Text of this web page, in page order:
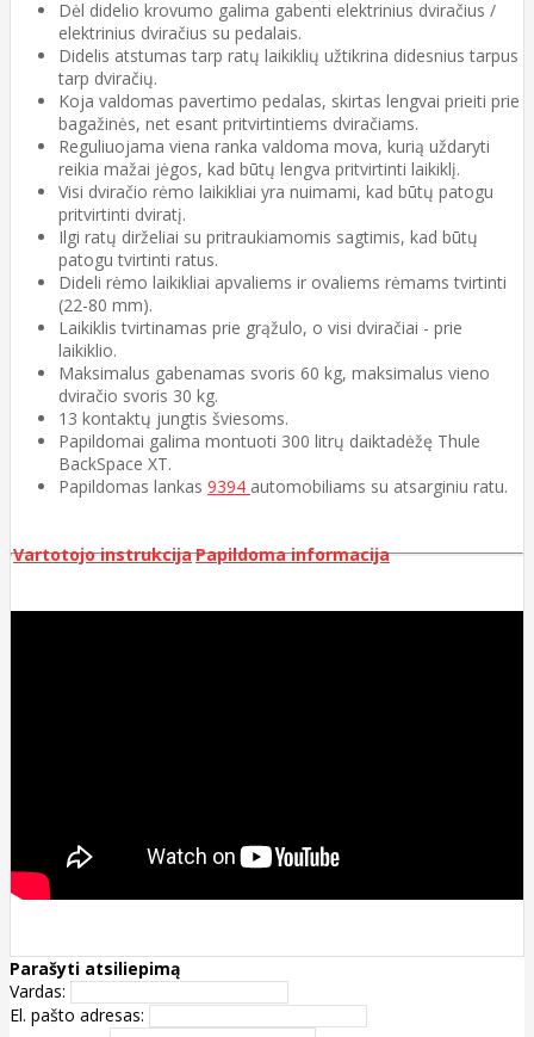
Dėl didelio krovumo galima gabenti elektrinius dviračius /
elektrinius dviračius su pedalais.
Didelis atstumas tarp ratų laikiklių užtikrina didesnius tarpus
tarp dviračių.
Koja valdomas pavertimo pedalas, skirtas lengvai prieiti prie
bagažinės, net esant pritvirtintiems dviračiams.
Reguliuojama viena ranka valdoma mova, kurią uždaryti
reikia mažai jėgos, kad būtų lengva pritvirtinti laikiklį.
Visi dviračio rėmo laikikliai yra nuimami, kad būtų patogu
pritvirtinti dviratį.
Ilgi ratų dirželiai su pritraukiamomis sagtimis, kad būtų
patogu tvirtinti ratus.
Dideli rėmo laikikliai apvaliems ir ovaliems rėmams tvirtinti
(22-80 mm).
Laikiklis tvirtinamas prie grąžulo, o visi dviračiai - prie
laikiklio.
Maksimalus gabenamas svoris 60 kg, maksimalus vieno
dviračio svoris 30 kg.
13 kontaktų jungtis šviesoms.
Papildomai galima montuoti 300 litrų daiktadėžę Thule
BackSpace XT.
Papildomas lankas 9394 automobiliams su atsarginiu ratu.
Vartotojo instrukcijaPapildoma informacija
Parašyti atsiliepimą
Vardas:
El. pašto adresas: